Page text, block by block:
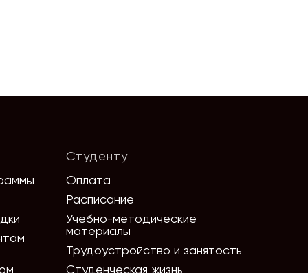
Студенту
Оплата
Расписание
Учебно-методические
материалы
Трудоустройство и занятость
Студенческая жизнь